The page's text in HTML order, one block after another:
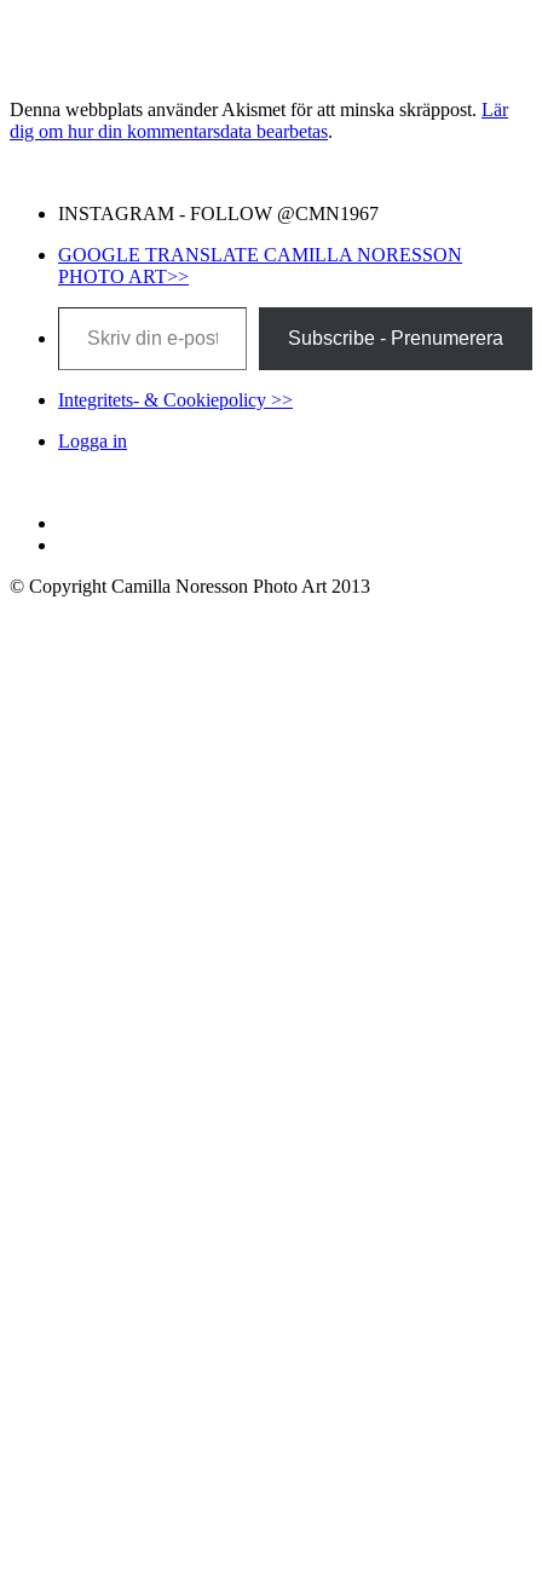
Denna webbplats använder Akismet för att minska skräppost. Lär
dig om hur din kommentarsdata bearbetas.
INSTAGRAM - FOLLOW @CMN1967
GOOGLE TRANSLATE CAMILLA NORESSON
PHOTO ART>>
Skriv din e-post …
Subscribe - Prenumerera
Integritets- & Cookiepolicy >>
Logga in
© Copyright Camilla Noresson Photo Art 2013